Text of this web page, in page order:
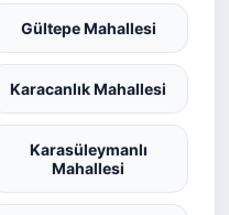
Gültepe Mahallesi
Karacanlık Mahallesi
Karasüleymanlı
Mahallesi